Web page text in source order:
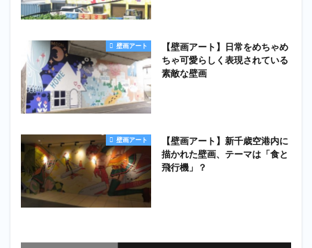
壁画アート
【壁画アート】日常をめちゃめ
ちゃ可愛らしく表現されている
素敵な壁画
壁画アート
【壁画アート】新千歳空港内に
描かれた壁画、テーマは「食と
飛行機」？